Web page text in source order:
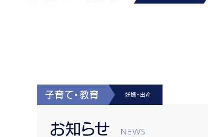
子育て・教育 妊娠・出産
お知らせ